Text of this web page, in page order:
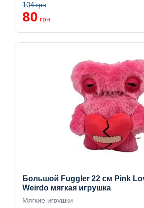
104грн
80 грн
Большой Fuggler 22 см Pink
Weirdo мягкая игрушка
Мягкие игрушки